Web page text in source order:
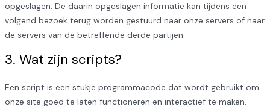
opgeslagen. De daarin opgeslagen informatie kan tijdens een
volgend bezoek terug worden gestuurd naar onze servers of naar
de servers van de betreffende derde partijen.
3. Wat zijn scripts?
Een script is een stukje programmacode dat wordt gebruikt om
onze site goed te laten functioneren en interactief te maken.